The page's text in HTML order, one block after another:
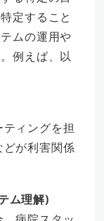
定すること
ムの運用や
例えば、以
ィングを担
が利害関係
ム理解)